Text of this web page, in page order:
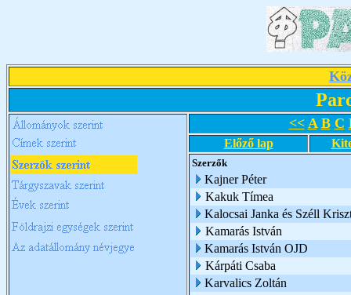
<< A B C
Előző lap
Szerzők
Kajner Péter
Kakuk Tímea
Kalocsai Janka és Széll
Kamarás István
Kamarás István OJD
Kárpáti Csaba
Karvalics Zoltán